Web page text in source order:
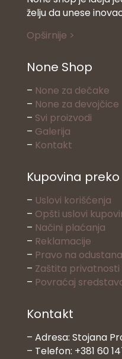
želju da unese
Opširnije >
None Shop
– None za dečake
– None za devojčice
– Svi proizvodi
– Galerija
– Kontakt
Kupovina
– Uslovi korišćenja
– Opšti uslovi
– Načini plaćanja
– Reklamacije
– Pravo na
– Zaštita privatnosti
– Povraćaj
Kontakt
– Adresa: Stojana
– Telefon: +381 60